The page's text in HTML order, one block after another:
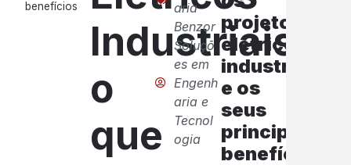
benefícios
Industriais:
o
que
aria
Benzor
Soluçõ
es em
Engenh
aria e
Tecnol
ogia
projetos
elétricos
industriais
e os
seus
principais
benefícios.